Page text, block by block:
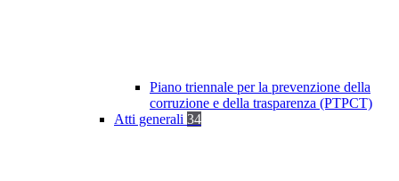
Piano triennale per la prevenzione della
corruzione e della trasparenza (PTPCT)
Atti generali 34